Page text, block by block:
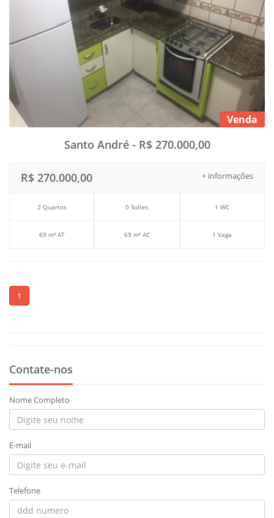
Venda
Santo André - R$ 270.000,00
+ informações
R$ 270.000,00
2 Quartos 0 Suítes 1 WC
69 m² AT 69 m² AC 1 Vaga
1
Contate-nos
Nome Completo
E-mail
Telefone